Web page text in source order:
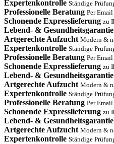
Expertenkontrolle Ständige
Professionelle Beratung Per
Schonende Expresslieferung zu
Lebend- & Gesundheitsgarantie
Artgerechte Aufzucht Modern &
Expertenkontrolle Ständige
Professionelle Beratung Per
Schonende Expresslieferung zu
Lebend- & Gesundheitsgarantie
Artgerechte Aufzucht Modern &
Expertenkontrolle Ständige
Professionelle Beratung Per
Schonende Expresslieferung zu
Lebend- & Gesundheitsgarantie
Artgerechte Aufzucht Modern &
Expertenkontrolle Ständige